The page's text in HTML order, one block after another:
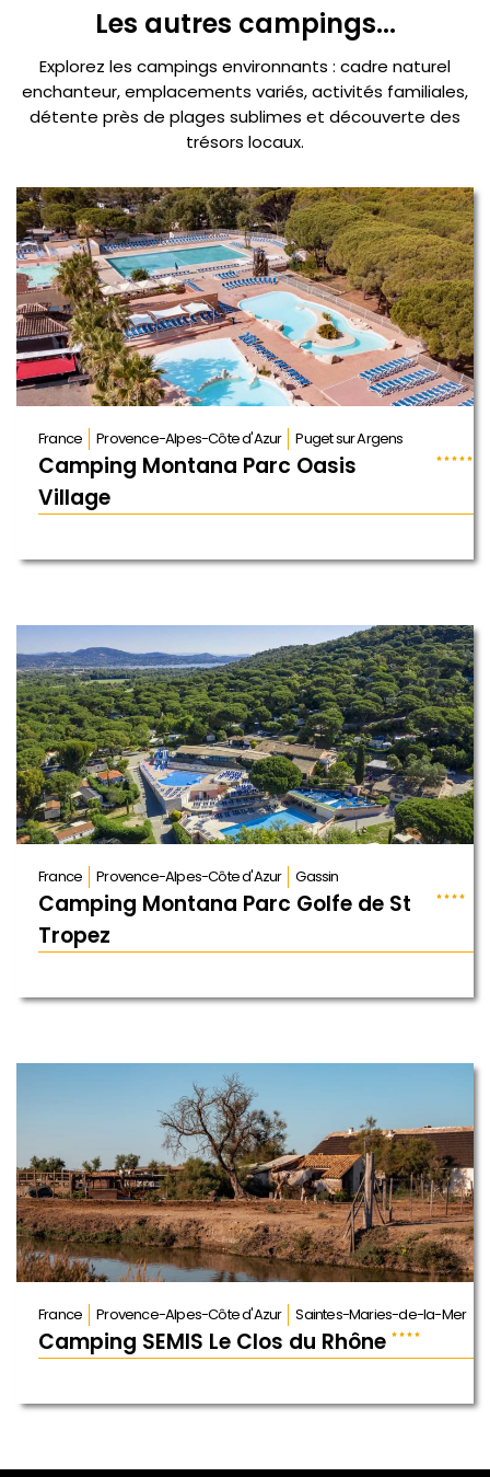
Les autres campings...
Explorez les campings environnants : cadre naturel
enchanteur, emplacements variés, activités familiales,
détente près de plages sublimes et découverte des
trésors locaux.
France Provence-Alpes-Côte d'Azur Puget sur Argens
Camping Montana Parc Oasis
Village
France Provence-Alpes-Côte d'Azur Gassin
Camping Montana Parc Golfe de St
Tropez
France Provence-Alpes-Côte d'Azur Saintes-Maries-de-la-Mer
Camping SEMIS Le Clos du Rhône